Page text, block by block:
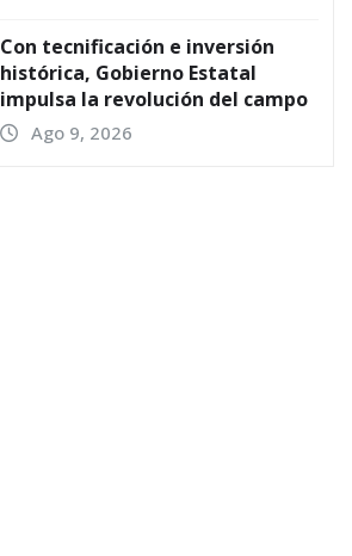
Con tecnificación e inversión
histórica, Gobierno Estatal
impulsa la revolución del campo
Ago 9, 2026